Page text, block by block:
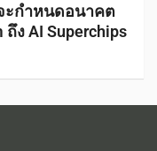
ะกำหนดอนาคต
ง AI Superchips